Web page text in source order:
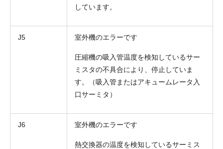
しています。
J5 室外機のエラーです
圧縮機の吸入管温度を検知しているサー
ミスタの不具合により、停止していま
す。（吸入管またはアキュームレータ入
口サーミタ）
J6 室外機のエラーです
熱交換器の温度を検知しているサーミス